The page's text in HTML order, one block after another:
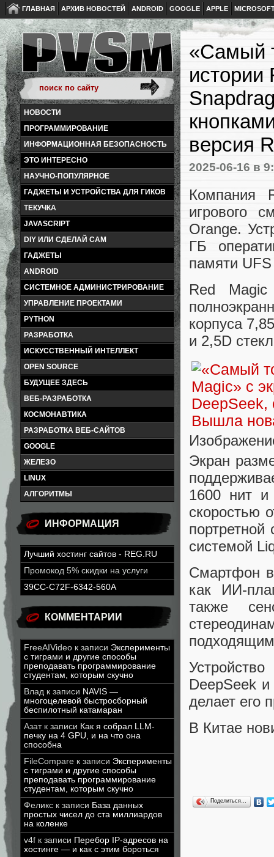
ГЛАВНАЯ АРХИВ НОВОСТЕЙ ANDROID GOOGLE APPLE
НОВОСТИ
ПРОГРАММИРОВАНИЕ
ИНФОРМАЦИОННАЯ БЕЗОПАСНОСТЬ
ЭТО ИНТЕРЕСНО
НАУЧНО-ПОПУЛЯРНОЕ
ГАДЖЕТЫ И УСТРОЙСТВА ДЛЯ ГИКОВ
ТЕКУЧКА
JAVASCRIPT
DIY ИЛИ СДЕЛАЙ САМ
ГАДЖЕТЫ
ANDROID
СИСТЕМНОЕ АДМИНИСТРИРОВАНИЕ
УПРАВЛЕНИЕ ПРОЕКТАМИ
PYTHON
РАЗРАБОТКА
ИСКУССТВЕННЫЙ ИНТЕЛЛЕКТ
OPEN SOURCE
БУДУЩЕЕ ЗДЕСЬ
ВЕБ-РАЗРАБОТКА
КОСМОНАВТИКА
РАЗРАБОТКА ВЕБ-САЙТОВ
GOOGLE
ЖЕЛЕЗО
LINUX
АЛГОРИТМЫ
ИНФОРМАЦИЯ
Лучший хостинг сайтов - REG.RU
Промокод 5% скидки на услуги
39CC-C72F-6342-560A
КОММЕНТАРИИ
FreeAIVideo к записи Эксперименты
с тиграми и другие способы
преподавать программирование
студентам, которым скучно
Влад к записи NAVIS —
многоцелевой быстросборный
беспилотный катамаран
Азатк записи Как я собрал LLM-
печку на 4 GPU, и на что она
способна
FileCompare к записи Эксперименты
с тиграми и другие способы
преподавать программирование
студентам, которым скучно
Феликс к записи База данных
простых чисел до ста миллиардов
на коленке
v4f к записи Перебор IP-адресов на
хостинге — и как с этим бороться
«Cамый
истории
версия
2025-06-16 в
Компания
игрового
Orange.
ГБ
памяти
Red
корпуса
и 2,5D
Экран
1600 нит и
скоростью
системой
Смартфон
как ИИ-
также
DeepSeek
делает его
В Китае
Поделиться…